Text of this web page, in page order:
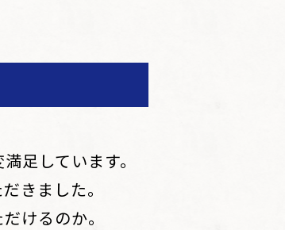
足しています。
きました。
けるのか。